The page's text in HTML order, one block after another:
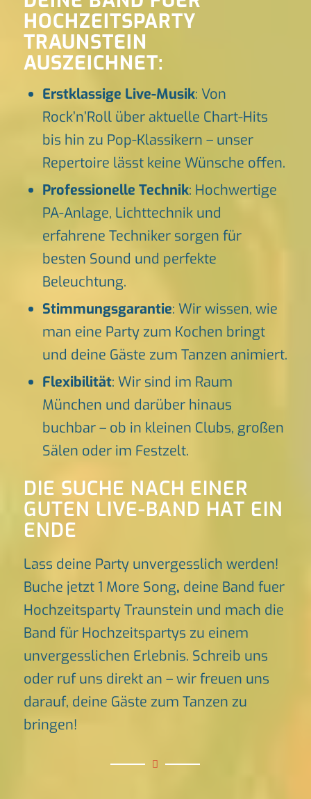
HOCHZEITSPARTY
TRAUNSTEIN
AUSZEICHNET:
Erstklassige Live-Musik: Von
Rock’n’Roll über aktuelle Chart-Hits
bis hin zu Pop-Klassikern – unser
Repertoire lässt keine Wünsche offen.
Professionelle Technik: Hochwertige
PA-Anlage, Lichttechnik und
erfahrene Techniker sorgen für
besten Sound und perfekte
Beleuchtung.
Stimmungsgarantie: Wir wissen, wie
man eine Party zum Kochen bringt
und deine Gäste zum Tanzen animiert.
Flexibilität: Wir sind im Raum
München und darüber hinaus
buchbar – ob in kleinen Clubs, großen
Sälen oder im Festzelt.
DIE SUCHE NACH EINER
GUTEN LIVE-BAND HAT EIN
ENDE
Lass deine Party unvergesslich werden!
Buche jetzt 1 More Song, deine Band fuer
Hochzeitsparty Traunstein und mach die
Band für Hochzeitspartys zu einem
unvergesslichen Erlebnis. Schreib uns
oder ruf uns direkt an – wir freuen uns
darauf, deine Gäste zum Tanzen zu
bringen!